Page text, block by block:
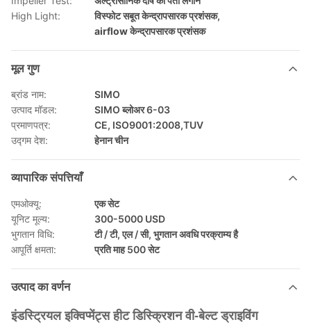
High Light:
विस्फोट सबूत केन्द्रापसारक प्रशंसक,
airflow केन्द्रापसारक प्रशंसक
मूल गुण
ब्रांड नाम:
SIMO
उत्पाद मॉडल:
SIMO ब्लोअर 6-03
प्रमाणपत्र:
CE, ISO9001:2008,TUV
उद्गम देश:
हेनान चीन
व्यापारिक संपत्तियाँ
एमओक्यू:
एक सेट
यूनिट मूल्य:
300-5000 USD
भुगतान विधि:
टी / टी, एल / सी, भुगतान अवधि परक्राम्य है
आपूर्ति क्षमता:
प्रति माह 500 सेट
उत्पाद का वर्णन
इंडस्ट्रियल इक्विप्मेंट्स हीट डिस्क्रिशन वी-बेल्ट ड्राइविंग